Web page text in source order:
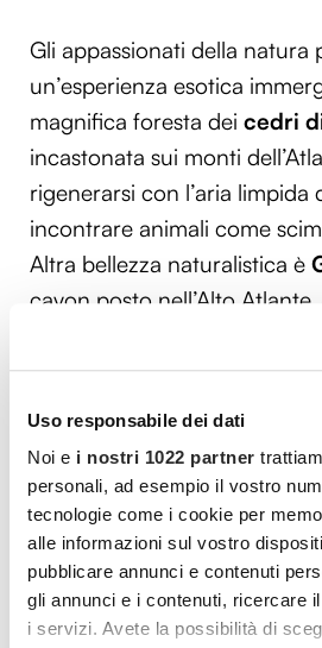
Uso responsabile dei dati
Noi e i nostri 1022 partner
personali, ad esempio il vostro
tecnologie come i cookie per
alle informazioni sul vostro
pubblicare annunci e contenuti
gli annunci e i contenuti, ricercare
i servizi. Avete la possibilità di
Gli appassionati della natura
un’esperienza esotica
magnifica foresta dei cedri
incastonata sui monti
rigenerarsi con l’aria limpida
incontrare animali come
Altra bellezza naturalistica è
cayon posto nell’Alto
in un’escursione suggestiva
una visuale scenografica.
deviazione
Infrane , nota
famosa per lo scenario
rispetto all’immaginario
africano, essendo simile a
dell’Europa. Contraddistinta
la città presenta casette dai